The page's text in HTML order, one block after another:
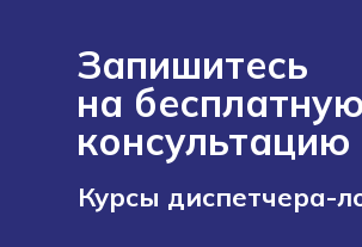
Запишитесь
на бесплатную
консультацию
Курсы диспетчера-